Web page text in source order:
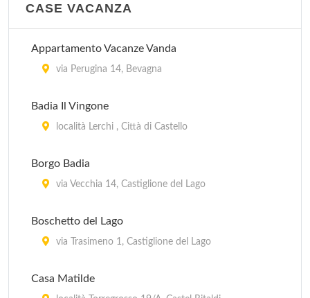
Passignano sul Trasmeno, vicino al lago , Passignano
Fontemaggio
strada Eremo delle Carceri 8, Assisi
Il Collaccio
Il Rocolo
CASE VACANZA
Appartamento Vacanze Vanda
via Perugina 14, Bevagna
Badia Il Vingone
località Lerchi , Città di Castello
Borgo Badia
via Vecchia 14, Castiglione del Lago
Boschetto del Lago
via Trasimeno 1, Castiglione del Lago
Casa Matilde